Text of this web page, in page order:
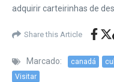
adquirir carteirinhas de
Share this Article
Marcado: canadá
Visitar